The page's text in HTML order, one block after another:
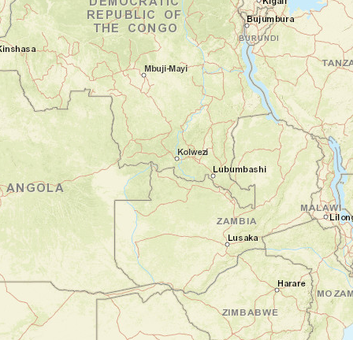
Town - Cap de Bonne-Espérance -
Chapman's Peak - Cape Town
Vous voilà sur la route de la péninsule du
Cap. Le long de la côte, chaque virage
révèle un nouveau paysage à couper le
souffle ! Après un passage par les célèbres
cabines de plage multicolores de
Muizenberg, vous rejoignez Simon's Town et
la fameuse colonie de manchots de Boulders
Beach. Quel bonheur d'observer ces
charmants oiseaux se dandiner sur le sable !
Puis vous atteignez le Cap de Bonne
Espérance. Debout face à l'immensité de
l'océan, vous ressentez toute la puissance
de la nature et l'histoire des grands
explorateurs. Sur le chemin du retour, la
route de Chapman's Peak vous offre un
dernier cadeau : un coucher de soleil
flamboyant sur l'Atlantique.